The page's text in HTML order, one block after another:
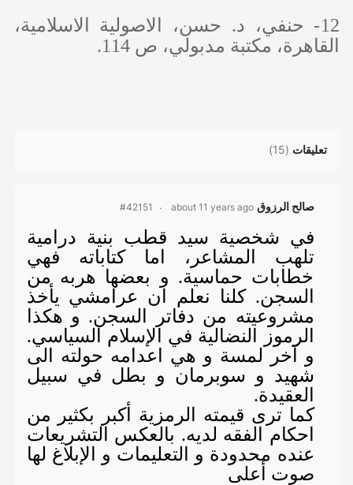
12- حنفي، د. حسن، الاصولية الاسلامية،
القاهرة، مكتبة مدبولي، ص 114.
تعليقات (
15
)
صالح الرزوق about 11 years ago
#42151
في شخصية سيد قطب بنية درامية
تلهب المشاعر، اما كتاباته فهي
خطابات حماسية. و بعضها هربه من
السجن. كلنا نعلم ان عرامشي يأخذ
مشروعيته من دفاتر السجن. و هكذا
الرموز النضالية في الإسلام السياسي.
و آخر لمسة و هي اعدامه حولته الى
شهيد و سوبرمان و بطل في سبيل
العقيدة.
كما ترى قيمته الرمزية أكبر بكثير من
احكام الفقه لديه. بالعكس التشريعات
عنده محدودة و التعليمات و الإبلاغ لها
صوت أعلى